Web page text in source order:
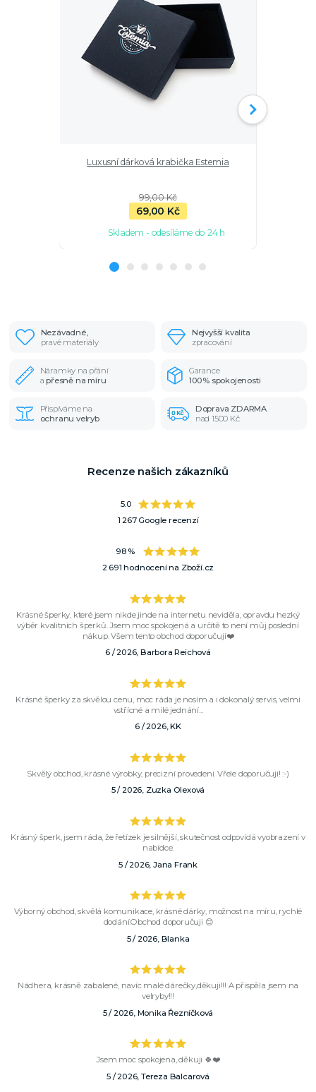
Luxusní dárková krabička Estemia
99,00 Kč
69,00 Kč
Skladem - odesíláme do 24 h
Nezávadné,
pravé materiály
Nejvyšší kvalita
zpracování
Náramky na přání
apřesně na míru
Garance
100% spokojenosti
Přispíváme na
ochranu velryb
Doprava ZDARMA
nad 1500 Kč
Recenze našich zákazníků
5.0
1 267 Google recenzí
98 %
2 691 hodnocení na Zboží.cz
Krásné šperky, které jsem nikde jinde na internetu neviděla, opravdu hezký
výběr kvalitních šperků. Jsem moc spokojená a určitě to není můj poslední
nákup. Všem tento obchod doporučuji❤️
6 / 2026, Barbora Reichová
Krásné šperky za skvělou cenu, moc ráda je nosím a i dokonalý servis, velmi
vstřícné a milé jednání...
6 / 2026, KK
Skvělý obchod, krásné výrobky, precizní provedení. Vřele doporučuji! :-)
5 / 2026, Zuzka Olexová
Krásný šperk, jsem ráda, že řetízek je silnější, skutečnost odpovídá vyobrazení v
nabídce.
5 / 2026, Jana Frank
Výborný obchod, skvělá komunikace, krásné dárky, možnost na míru, rychlé
dodání.Obchod doporučuji 😊
5 / 2026, Blanka
Nádhera, krásně zabalené, navíc malé dárečky,děkuji!!! A přispěla jsem na
velryby!!!
5 / 2026, Monika Řezníčková
Jsem moc spokojena, děkuji 🍀❤️
5 / 2026, Tereza Balcarová